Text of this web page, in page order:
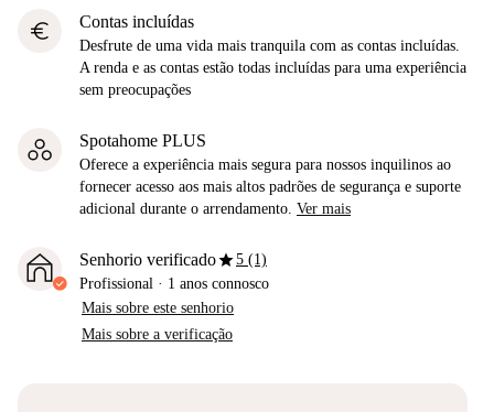
euro Contas incluídas
Desfrute de uma vida mais tranquila com as contas incluídas.
A renda e as contas estão todas incluídas para uma experiência
sem preocupações
Spotahome PLUS
Oferece a experiência mais segura para nossos inquilinos ao
fornecer acesso aos mais altos padrões de segurança e suporte
adicional durante o arrendamento. Ver mais
Senhorio verificadostar5 (1)
Profissional · 1 anos connosco
Mais sobre este senhorio
Mais sobre a verificação